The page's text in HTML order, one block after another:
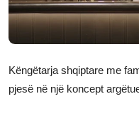
Gallery
Këngëtarja shqiptare me
pjesë në një koncept